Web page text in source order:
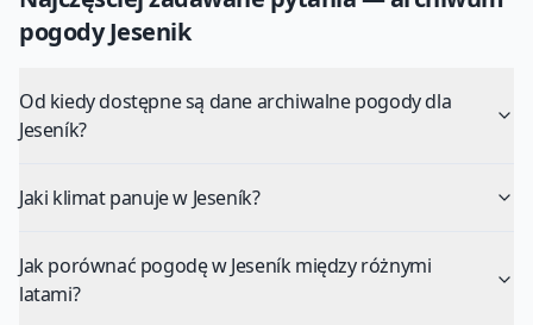
pogodyJesenik
Od kiedy dostępne są dane archiwalne pogody dla
Jeseník?
Jaki klimat panuje w Jeseník?
Jak porównać pogodę w Jeseník między różnymi
latami?